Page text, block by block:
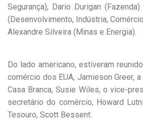
Segurança), Dario Durigan
(Desenvolvimento, Indústria,
Alexandre Silveira (Minas e Energia).
Do lado americano, estiveram
comércio dos EUA, Jamieson Greer,
Casa Branca, Susie Wiles, o vice-
secretário do comércio, Howard
Tesouro, Scott Bessent.